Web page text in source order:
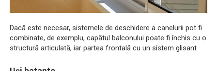
Dacă este necesar, sistemele de deschidere a canelurii pot fi
combinate, de exemplu, capătul balconului poate fi închis cu o
structură articulată, iar partea frontală cu un sistem glisant